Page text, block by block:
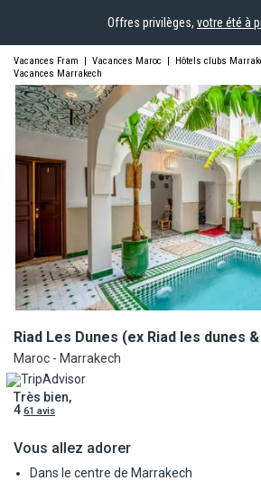
Offres privilèges, votre été à
Vacances Fram | Vacances Maroc | Hôtels clubs
Vacances Marrakech
Riad Les Dunes (ex Riad les dunes &
Maroc - Marrakech
Très bien,
4 61 avis
Vous allez adorer
Dans le centre de Marrakech